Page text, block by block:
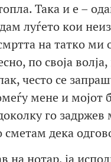
Така и е –
луѓето кои
на татко ми
по своја
често се
мене и мојот
го задржев
сметам дека